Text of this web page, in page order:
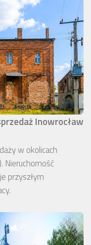
Inowrocław
w okolicach
Nieruchomość
przyszłym